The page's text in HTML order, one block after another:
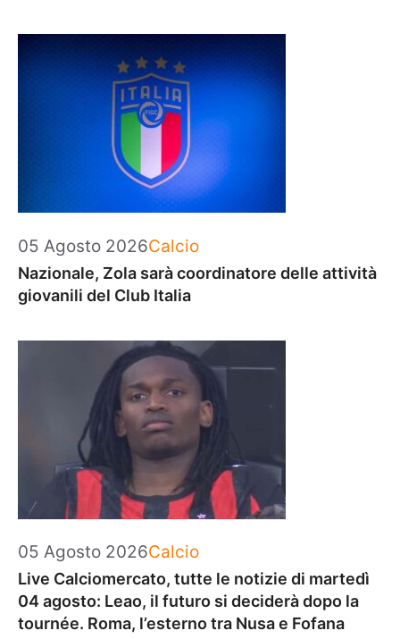
05 Agosto 2026Categorie
Calcio
Nazionale, Zola sarà coordinatore delle attività
giovanili del Club Italia
05 Agosto 2026Categorie
Calcio
Live Calciomercato, tutte le notizie di martedì
04 agosto: Leao, il futuro si deciderà dopo la
tournée. Roma, l’esterno tra Nusa e Fofana